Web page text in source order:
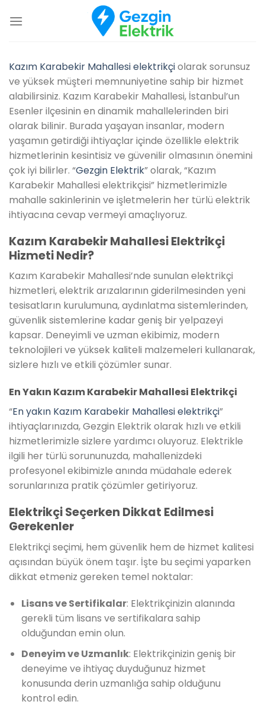
atla
Kazım Karabekir Mahallesi elektrikçiolarak sorunsuz
ve yüksek müşteri memnuniyetine sahip bir hizmet
alabilirsiniz. Kazım Karabekir Mahallesi, İstanbul’un
Esenler ilçesinin en dinamik mahallelerinden biri
olarak bilinir. Burada yaşayan insanlar, modern
yaşamın getirdiği ihtiyaçlar içinde özellikle elektrik
hizmetlerinin kesintisiz ve güvenilir olmasının önemini
çok iyi bilirler. “Gezgin Elektrik” olarak, “Kazım
Karabekir Mahallesi elektrikçisi” hizmetlerimizle
mahalle sakinlerinin ve işletmelerin her türlü elektrik
ihtiyacına cevap vermeyi amaçlıyoruz.
Kazım Karabekir Mahallesi Elektrikçi
Hizmeti Nedir?
Kazım Karabekir Mahallesi’nde sunulan elektrikçi
hizmetleri, elektrik arızalarının giderilmesinden yeni
tesisatların kurulumuna, aydınlatma sistemlerinden,
güvenlik sistemlerine kadar geniş bir yelpazeyi
kapsar. Deneyimli ve uzman ekibimiz, modern
teknolojileri ve yüksek kaliteli malzemeleri kullanarak,
sizlere hızlı ve etkili çözümler sunar.
En Yakın Kazım Karabekir Mahallesi Elektrikçi
“En yakın Kazım Karabekir Mahallesi elektrikçi”
ihtiyaçlarınızda, Gezgin Elektrik olarak hızlı ve etkili
hizmetlerimizle sizlere yardımcı oluyoruz. Elektrikle
ilgili her türlü sorununuzda, mahallenizdeki
profesyonel ekibimizle anında müdahale ederek
sorunlarınıza pratik çözümler getiriyoruz.
Elektrikçi Seçerken Dikkat Edilmesi
Gerekenler
Elektrikçi seçimi, hem güvenlik hem de hizmet kalitesi
açısından büyük önem taşır. İşte bu seçimi yaparken
dikkat etmeniz gereken temel noktalar:
Lisans ve Sertifikalar: Elektrikçinizin alanında
gerekli tüm lisans ve sertifikalara sahip
olduğundan emin olun.
Deneyim ve Uzmanlık: Elektrikçinizin geniş bir
deneyime ve ihtiyaç duyduğunuz hizmet
konusunda derin uzmanlığa sahip olduğunu
kontrol edin.